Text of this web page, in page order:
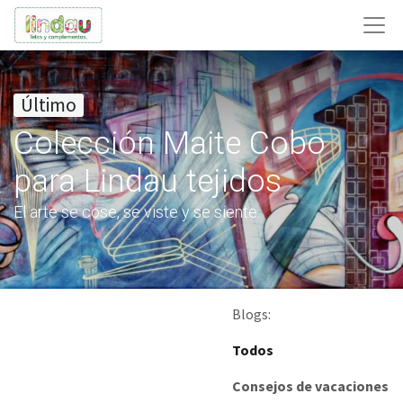
Último
Colección Maite Cobo
para Lindau tejidos
El arte se cose, se viste y se siente.
Blogs:
Todos
​Consejos de vacaciones